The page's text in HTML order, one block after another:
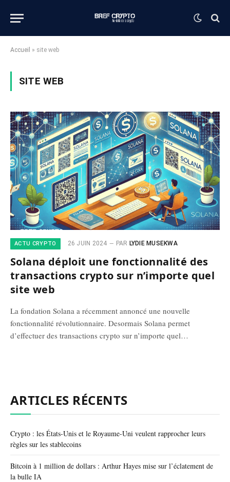
Accueil » site web
SITE WEB
ACTU CRYPTO 26 JUIN 2024 PAR LYDIE MUSEKWA
Solana déploit une fonctionnalité des
transactions crypto sur n’importe quel
site web
La fondation Solana a récemment annoncé une nouvelle
fonctionnalité révolutionnaire. Desormais Solana permet
d’effectuer des transactions crypto sur n’importe quel…
ARTICLES RÉCENTS
Crypto : les États-Unis et le Royaume-Uni veulent rapprocher leurs
règles sur les stablecoins
Bitcoin à 1 million de dollars : Arthur Hayes mise sur l’éclatement de
la bulle IA